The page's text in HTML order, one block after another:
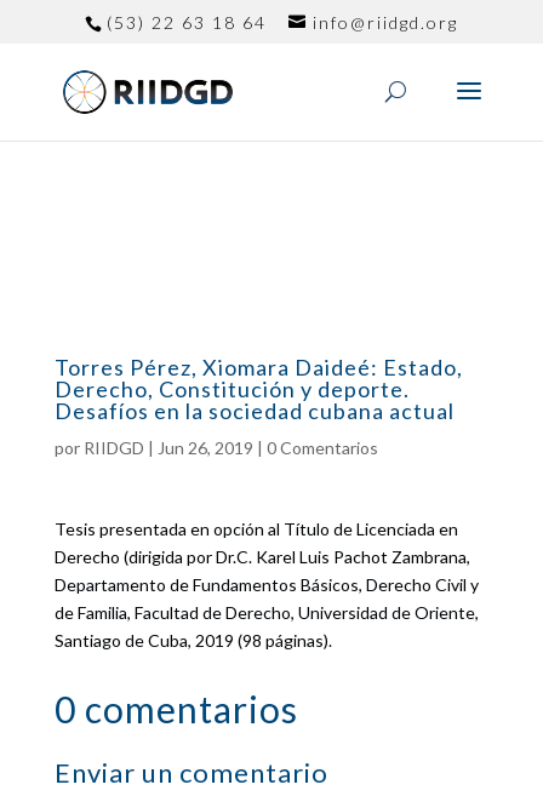
(53) 22 63 18 64 info@riidgd.org
Torres Pérez, Xiomara Daideé: Estado,
Derecho, Constitución y deporte.
Desafíos en la sociedad cubana actual
por RIIDGD | Jun 26, 2019 | 0 Comentarios
Tesis presentada en opción al Título de Licenciada en
Derecho (dirigida por Dr.C. Karel Luis Pachot Zambrana,
Departamento de Fundamentos Básicos, Derecho Civil y
de Familia, Facultad de Derecho, Universidad de Oriente,
Santiago de Cuba, 2019 (98 páginas).
0 comentarios
Enviar un comentario